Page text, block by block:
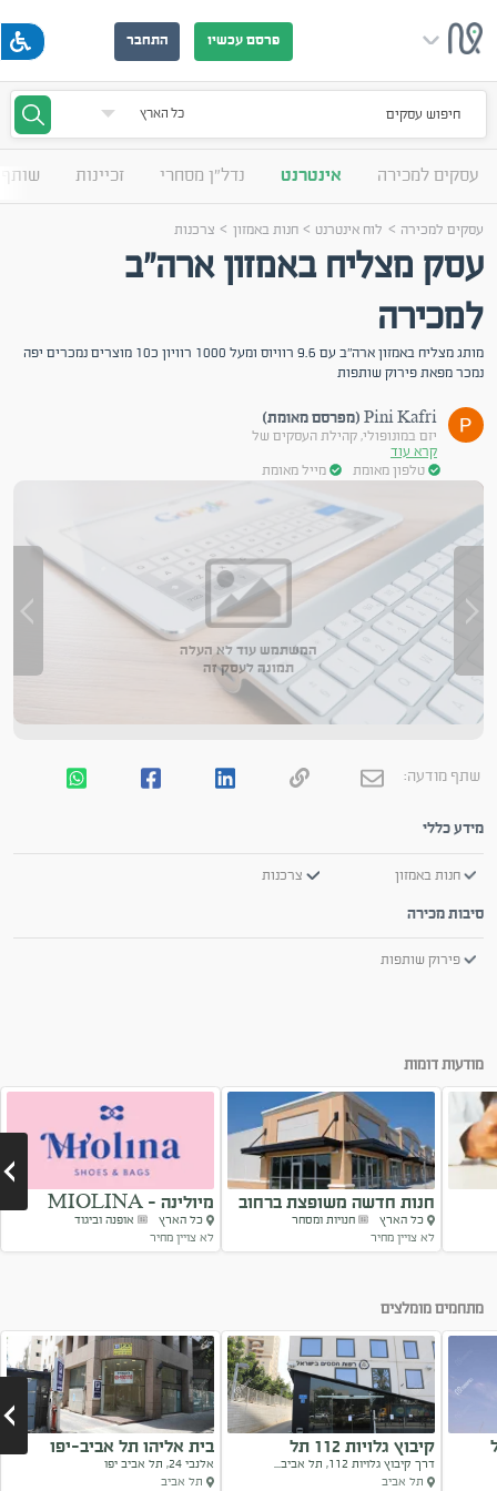
פרסם עכשיו התחבר
חיפוש עסקים
עסקים למכירה אינטרנט נדל"ן מסחרי זכיינות
עסקים למכירה > לוח אינטרנט >חנות באמזון > צרכנות
עסק מצליח באמזון ארה"ב
למכירה
מותג מצליח באמזון ארה"ב עם 9.6 רוויוס ומעל 1000 רוויון כ10 מוצרים נמכרים יפה
נמכר מפאת פירוק שותפות
Pini Kafri (מפרסם מאומת)
יזם במונופולי, קהילת העסקים של
קרא עוד
טלפון מאומת
מייל מאומת
המשתמש עוד לא העלה
תמונה לעסק זה
שתף מודעה:
מידע כללי
חנות באמזון צרכנות
סיבות מכירה
פירוק שותפות
מודעות דומות
חנות חדשה משופצת ברחוב
דיזינגוף
כל הארץ
חנויות ומסחר
לא צויין מחיר
מיולינה - MIOLINA
SHOES -BAGS
כל הארץ
אופנה וביגוד
לא צויין מחיר
מתחמים מומלצים
קיבוץ גלויות 112 תל
אביב-יפו
דרך קיבוץ גלויות 112, תל אביב...
תל אביב
בית אליהו תל אביב-יפו
אלנבי 24, תל אביב יפו
תל אביב